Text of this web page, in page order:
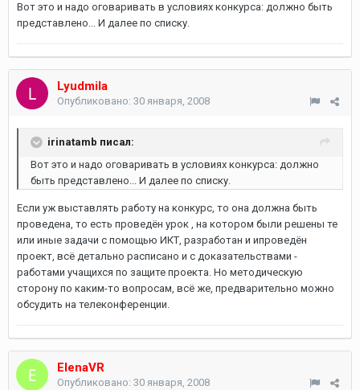
Вот это и надо оговаривать в условиях конкурса: должно быть
представлено... И далее по списку.
Lyudmila
Опубликовано: 30 января, 2008
irinatamb писал:
Вот это и надо оговаривать в условиях конкурса: должно
быть представлено... И далее по списку.
Если уж выставлять работу на конкурс, то она должна быть
проведена, то есть проведён урок , на котором были решены те
или иные задачи с помощью ИКТ, разработан и ипроведён
проект, всё детально расписано и с доказательствами -
работами учащихся по защите проекта. Но методическую
сторону по каким-то вопросам, всё же, предварительно можно
обсудить на телеконференции.
ElenaVR
Опубликовано: 30 января, 2008